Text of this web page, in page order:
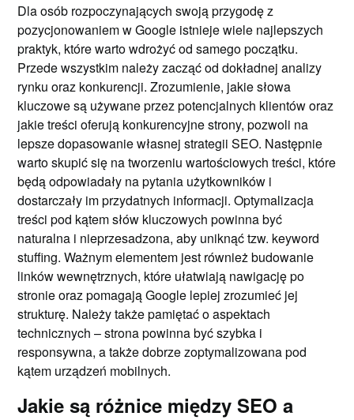
Dla osób rozpoczynających swoją przygodę z
pozycjonowaniem w Google istnieje wiele najlepszych
praktyk, które warto wdrożyć od samego początku.
Przede wszystkim należy zacząć od dokładnej analizy
rynku oraz konkurencji. Zrozumienie, jakie słowa
kluczowe są używane przez potencjalnych klientów oraz
jakie treści oferują konkurencyjne strony, pozwoli na
lepsze dopasowanie własnej strategii SEO. Następnie
warto skupić się na tworzeniu wartościowych treści, które
będą odpowiadały na pytania użytkowników i
dostarczały im przydatnych informacji. Optymalizacja
treści pod kątem słów kluczowych powinna być
naturalna i nieprzesadzona, aby uniknąć tzw. keyword
stuffing. Ważnym elementem jest również budowanie
linków wewnętrznych, które ułatwiają nawigację po
stronie oraz pomagają Google lepiej zrozumieć jej
strukturę. Należy także pamiętać o aspektach
technicznych – strona powinna być szybka i
responsywna, a także dobrze zoptymalizowana pod
kątem urządzeń mobilnych.
Jakie są różnice między SEO a